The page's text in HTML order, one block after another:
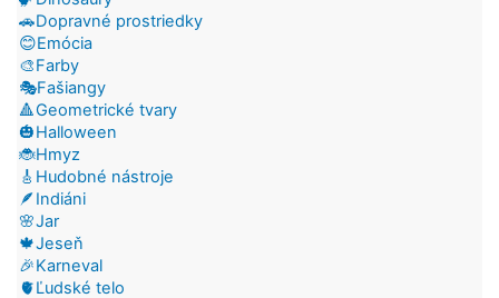
🚗Dopravné prostriedky
😊Emócia
🎨Farby
🎭Fašiangy
🔺Geometrické tvary
🎃Halloween
🐞Hmyz
🎸Hudobné nástroje
🪶Indiáni
🌸Jar
🍁Jeseň
🎉Karneval
🫀Ľudské telo